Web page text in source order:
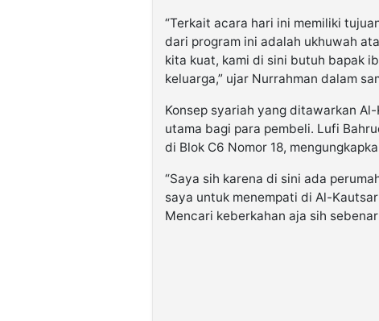
“Terkait acara hari ini memiliki
dari program ini adalah ukhuwah
kita kuat, kami di sini butuh bapak
keluarga,” ujar Nurrahman dalam
Konsep syariah yang ditawarkan
utama bagi para pembeli. Lufi
di Blok C6 Nomor 18,
“Saya sih karena di sini ada
saya untuk menempati di Al-
Mencari keberkahan aja sih